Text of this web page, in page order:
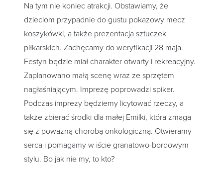
Na tym nie koniec atrakcji. Obstawiamy, że
dzieciom przypadnie do gustu pokazowy mecz
koszykówki, a także prezentacja sztuczek
piłkarskich. Zachęcamy do weryfikacji 28 maja.
Festyn będzie miał charakter otwarty i rekreacyjny.
Zaplanowano małą scenę wraz ze sprzętem
nagłaśniającym. Imprezę poprowadzi spiker.
Podczas imprezy będziemy licytować rzeczy, a
także zbierać środki dla małej Emilki, która zmaga
się z poważną chorobą onkologiczną. Otwieramy
serca i pomagamy w iście granatowo-bordowym
stylu. Bo jak nie my, to kto?